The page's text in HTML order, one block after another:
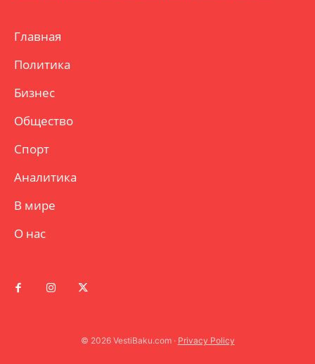
Главная
Политика
Бизнес
Общество
Спорт
Аналитика
В мире
О нас
© 2026 VestiBaku.com · Privacy Policy